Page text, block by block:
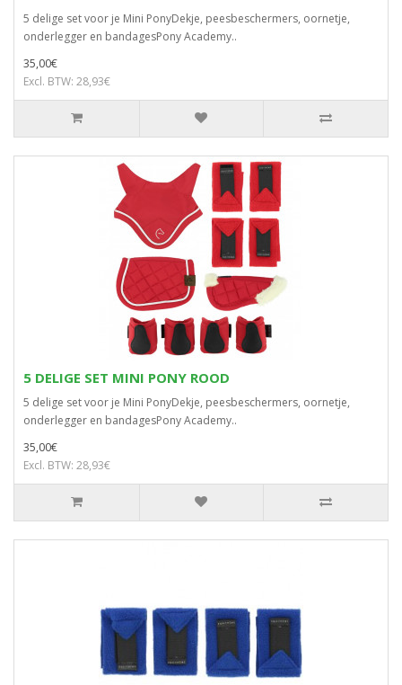
5 delige set voor je Mini PonyDekje, peesbeschermers, oornetje,
onderlegger en bandagesPony Academy..
35,00€
Excl. BTW: 28,93€
5 DELIGE SET MINI PONY ROOD
5 delige set voor je Mini PonyDekje, peesbeschermers, oornetje,
onderlegger en bandagesPony Academy..
35,00€
Excl. BTW: 28,93€